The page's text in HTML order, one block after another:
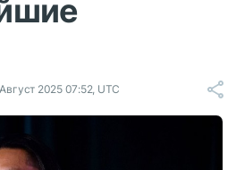
2025 07:52, UTC